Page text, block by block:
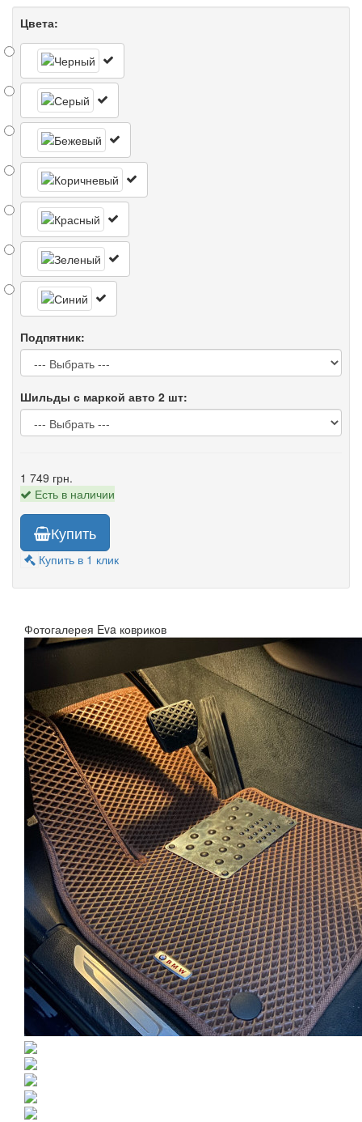
Цвета:
Подпятник:
Шильды с маркой авто 2 шт:
1 749 грн.
Есть в наличии
Купить
Купить в 1 клик
Фотогалерея Eva ковриков